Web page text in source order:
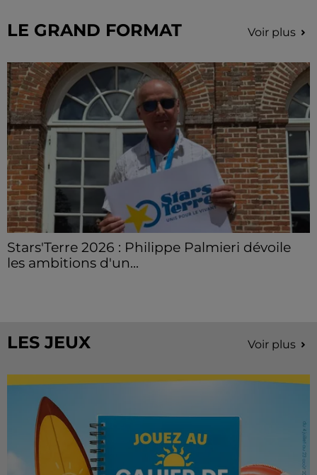
LE GRAND FORMAT Voir plus
Stars'Terre 2026 : Philippe Palmieri dévoile
les ambitions d'un...
LES JEUX Voir plus